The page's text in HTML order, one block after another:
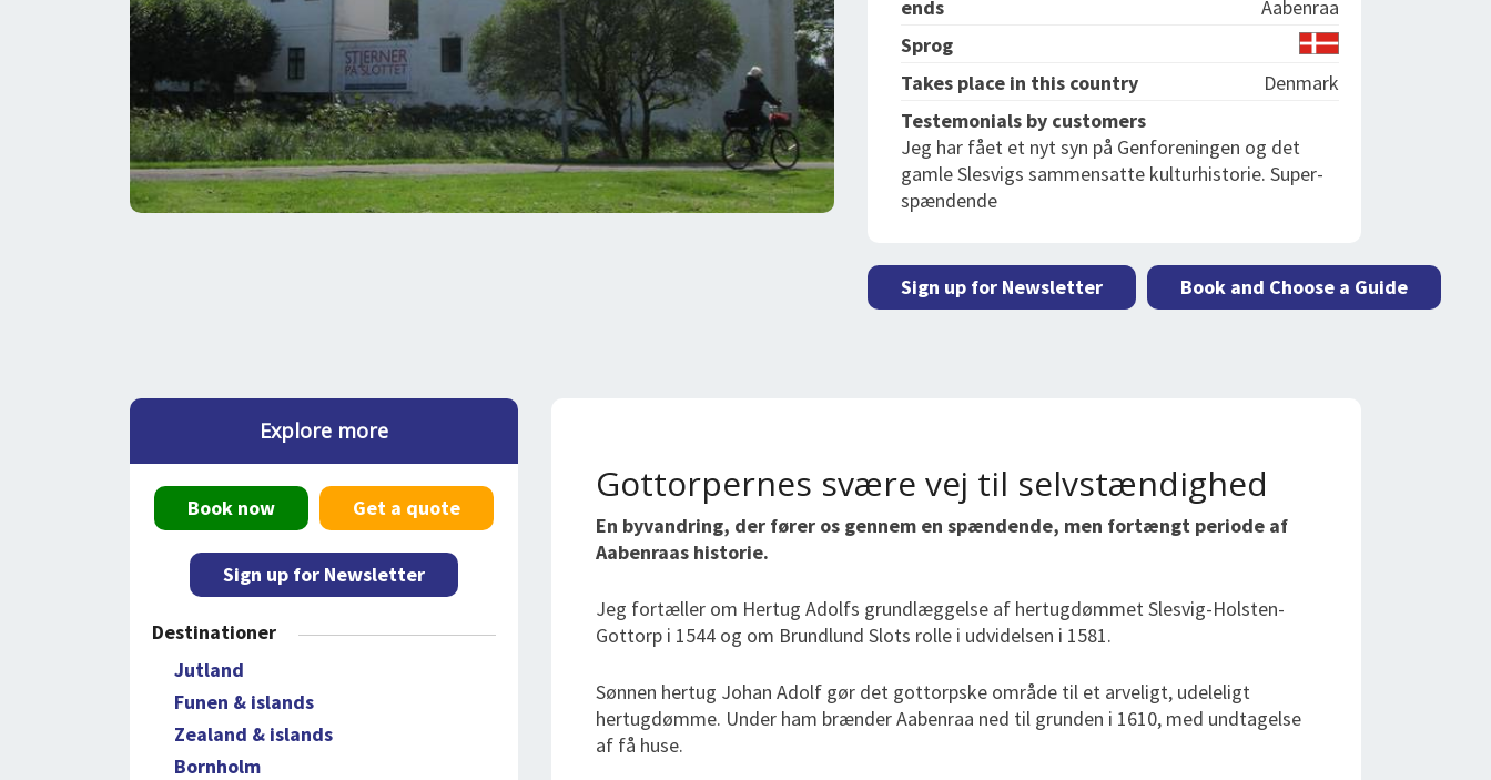
ends
Aabenraa
Sprog
Takes place in this country
Denmark
Testemonials by customers
Jeg har fået et nyt syn på Genforeningen og det
gamle Slesvigs sammensatte kulturhistorie. Super-
spændende
Sign up for Newsletter Book and Choose a Guide
Gottorpernes svære vej til selvstændighed
En byvandring, der fører os gennem en spændende, men fortængt periode af
Aabenraas historie.
Jeg fortæller om Hertug Adolfs grundlæggelse af hertugdømmet Slesvig-Holsten-
Gottorp i 1544 og om Brundlund Slots rolle i udvidelsen i 1581.
Sønnen hertug Johan Adolf gør det gottorpske område til et arveligt, udeleligt
hertugdømme. Under ham brænder Aabenraa ned til grunden i 1610, med undtagelse
af få huse.
Explore more
Book now Get a quote
Sign up for Newsletter
Destinationer
Jutland
Funen & islands
Zealand & islands
Bornholm